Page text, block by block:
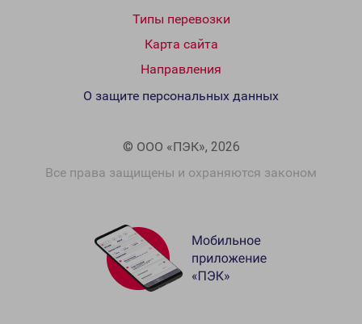
Типы перевозки
Карта сайта
Направления
© ООО «ПЭК», 2026
Все права защищены и охраняются законом
О защите персональных данных